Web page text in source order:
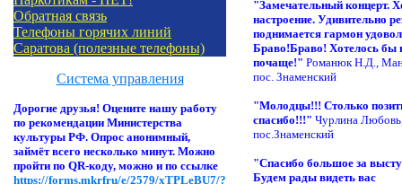
Обратная связь
Телефоны горячих линий
Саратова (полезные телефоны)
Система управления
Дорогие друзья! Оцените нашу работу
по рекомендации Министерства
культуры РФ. Опрос анонимный,
займёт всего несколько минут. Можно
пройти по QR-коду, можно и по ссылке
https://forms.mkrfru/e/2579/xTPLeBU7/?
"Замечательный концерт.
настроение. Удивительно
поднимается гармон
Браво!Браво! Хотелось бы
почаще!" Романюк Н.Д.,
пос. Знаменский
"Молодцы!!! Столько
спасибо!!!" Чурлина
пос.Знаменский
"Спасибо большое за
Будем рады видеть вас